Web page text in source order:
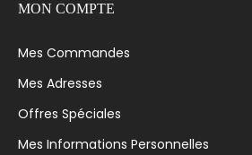
MON COMPTE
Mes Commandes
Mes Adresses
Offres Spéciales
Mes Informations Personnelles